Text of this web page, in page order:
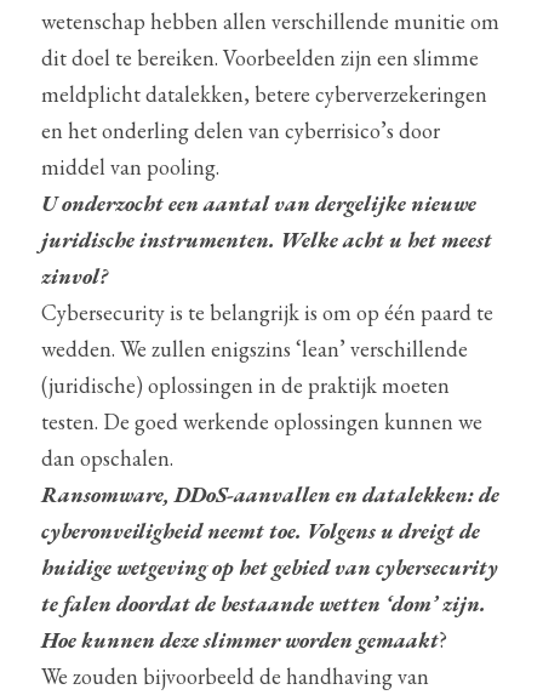
wetenschap hebben allen verschillende munitie om
dit doel te bereiken. Voorbeelden zijn een slimme
meldplicht datalekken, betere cyberverzekeringen
en het onderling delen van cyberrisico’s door
middel van pooling.
U onderzocht een aantal van dergelijke nieuwe
juridische instrumenten. Welke acht u het meest
zinvol?
Cybersecurity is te belangrijk is om op één paard te
wedden. We zullen enigszins ‘lean’ verschillende
(juridische) oplossingen in de praktijk moeten
testen. De goed werkende oplossingen kunnen we
dan opschalen.
Ransomware, DDoS-aanvallen en datalekken: de
cyberonveiligheid neemt toe. Volgens u dreigt de
huidige wetgeving op het gebied van cybersecurity
te falen doordat de bestaande wetten ‘dom’ zijn.
Hoe kunnen deze slimmer worden gemaakt?
We zouden bijvoorbeeld de handhaving van